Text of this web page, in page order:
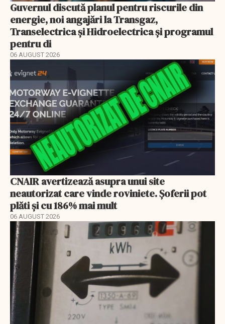
Guvernul discută planul pentru riscurile din
energie, noi angajări la Transgaz,
Transelectrica și Hidroelectrica și programul
pentru di
06 AUGUST 2026
CNAIR avertizează asupra unui site
neautorizat care vinde roviniete. Șoferii pot
plăti și cu 186% mai mult
06 AUGUST 2026